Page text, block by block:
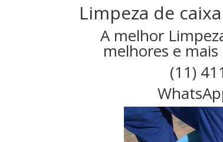
Limpeza de
A melhor
melhores e
(11)